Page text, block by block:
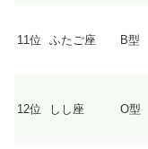
11位 ふたご座 B型
12位 しし座 O型